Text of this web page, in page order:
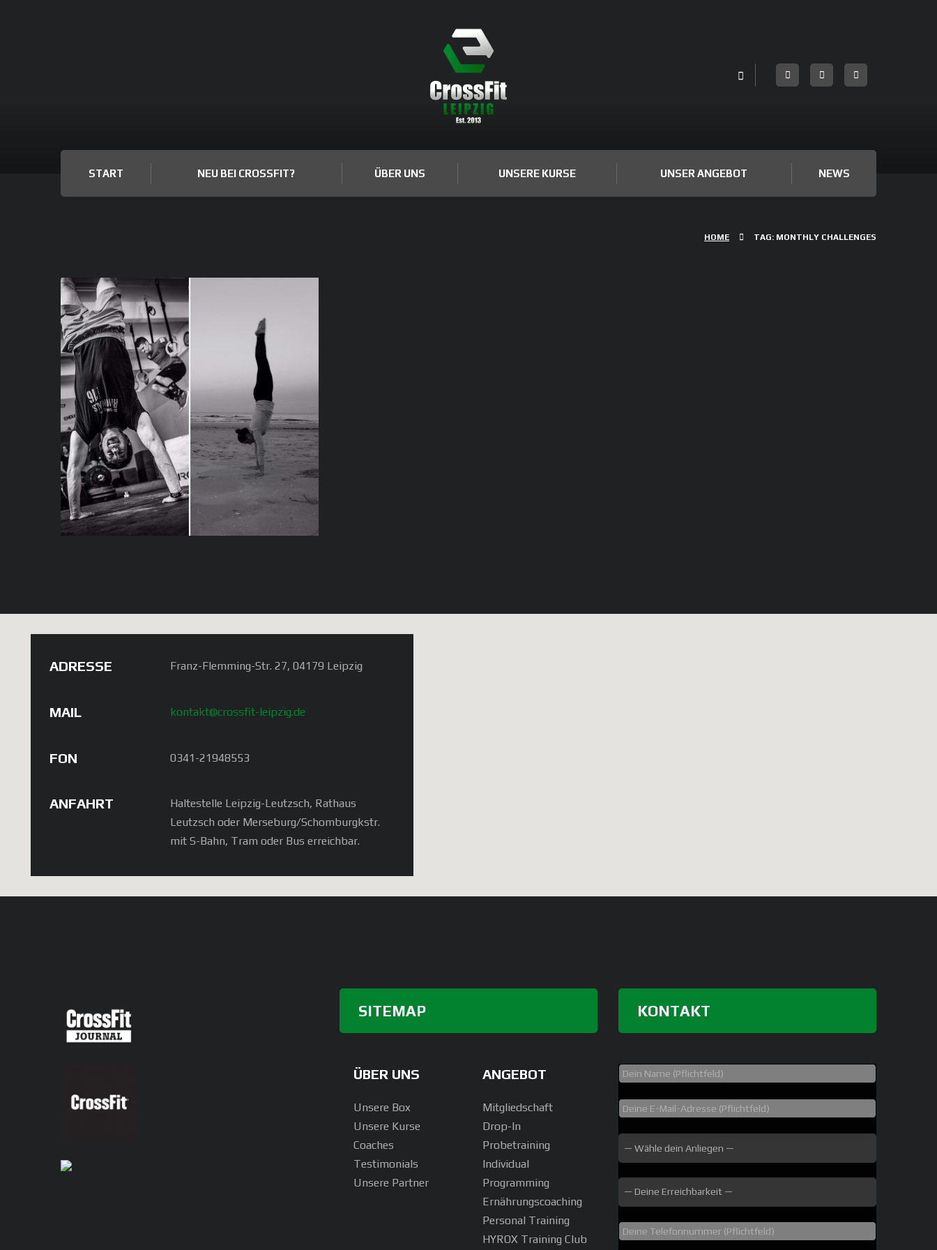
START NEU BEI CROSSFIT? ÜBER UNS UNSERE KURSE UNSER ANGEBOT NEWS
HOME TAG: MONTHLY CHALLENGES
Monthly Challenges – Wer hat
gewonnen und wie geht’s
weiter?
17/12/2018
2971
COMMENTS
Vor circa einem Jahr haben wir Monthly
Challenges in der Box eingeführt.
ADRESSE Franz-Flemming-Str. 27, 04179 Leipzig
MAIL kontakt@crossfit-leipzig.de
FON 0341-21948553
ANFAHRT
Haltestelle Leipzig-Leutzsch, Rathaus
Leutzsch oder Merseburg/Schomburgkstr.
mit S-Bahn, Tram oder Bus erreichbar.
SITEMAP
ÜBER UNS
Unsere Box
Unsere Kurse
Coaches
Testimonials
Unsere Partner
ANGEBOT
Mitgliedschaft
Drop-In
Probetraining
Individual
Programming
Ernährungscoaching
Personal Training
HYROX Training Club
KONTAKT